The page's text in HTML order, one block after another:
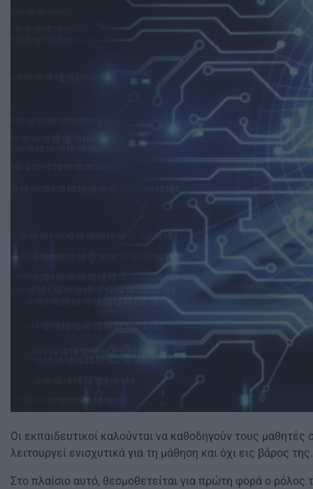
Οι εκπαιδευτικοί καλούνται να καθοδηγούν τους
λειτουργεί ενισχυτικά για τη μάθηση και όχι εις βάρος της.
Στο πλαίσιο αυτό, θεσμοθετείται για πρώτη φορά ο